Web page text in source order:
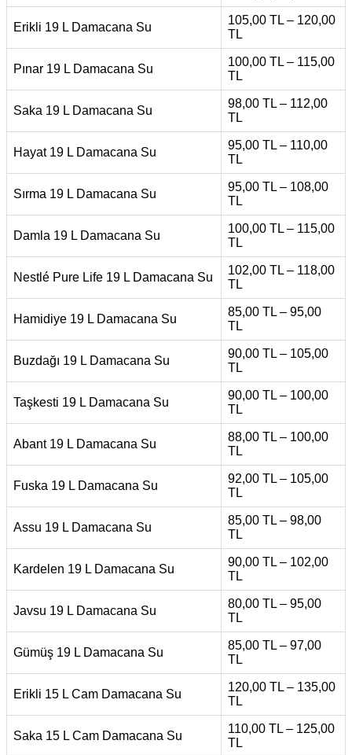
Erikli 19 L Damacana Su
105,00 TL – 120,00
TL
Pınar 19 L Damacana Su
100,00 TL – 115,00
TL
Saka 19 L Damacana Su
98,00 TL – 112,00
TL
Hayat 19 L Damacana Su
95,00 TL – 110,00
TL
Sırma 19 L Damacana Su
95,00 TL – 108,00
TL
Damla 19 L Damacana Su
100,00 TL – 115,00
TL
Nestlé Pure Life 19 L Damacana Su
102,00 TL – 118,00
TL
Hamidiye 19 L Damacana Su
85,00 TL – 95,00
TL
Buzdağı 19 L Damacana Su
90,00 TL – 105,00
TL
Taşkesti 19 L Damacana Su
90,00 TL – 100,00
TL
Abant 19 L Damacana Su
88,00 TL – 100,00
TL
Fuska 19 L Damacana Su
92,00 TL – 105,00
TL
Assu 19 L Damacana Su
85,00 TL – 98,00
TL
Kardelen 19 L Damacana Su
90,00 TL – 102,00
TL
Javsu 19 L Damacana Su
80,00 TL – 95,00
TL
Gümüş 19 L Damacana Su
85,00 TL – 97,00
TL
Erikli 15 L Cam Damacana Su
120,00 TL – 135,00
TL
Saka 15 L Cam Damacana Su
110,00 TL – 125,00
TL